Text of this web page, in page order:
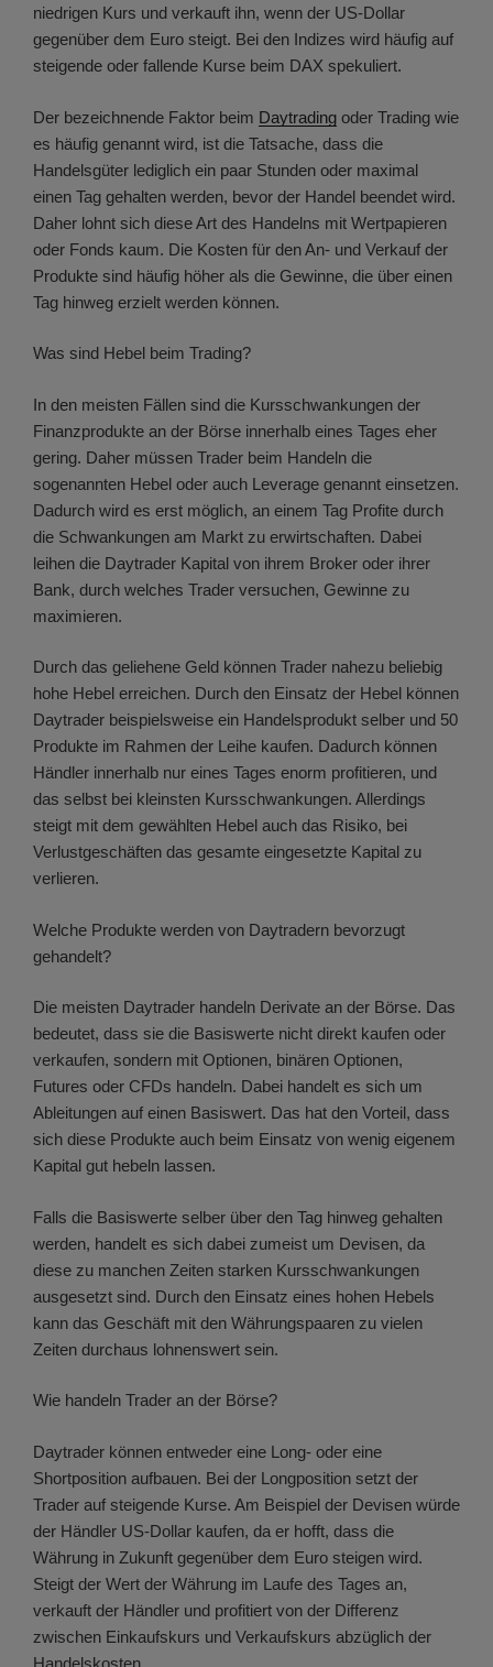
niedrigen Kurs und verkauft ihn, wenn der US-Dollar
gegenüber dem Euro steigt. Bei den Indizes wird häufig auf
steigende oder fallende Kurse beim DAX spekuliert.
Der bezeichnende Faktor beim Daytrading oder Trading wie
es häufig genannt wird, ist die Tatsache, dass die
Handelsgüter lediglich ein paar Stunden oder maximal
einen Tag gehalten werden, bevor der Handel beendet wird.
Daher lohnt sich diese Art des Handelns mit Wertpapieren
oder Fonds kaum. Die Kosten für den An- und Verkauf der
Produkte sind häufig höher als die Gewinne, die über einen
Tag hinweg erzielt werden können.
Was sind Hebel beim Trading?
In den meisten Fällen sind die Kursschwankungen der
Finanzprodukte an der Börse innerhalb eines Tages eher
gering. Daher müssen Trader beim Handeln die
sogenannten Hebel oder auch Leverage genannt einsetzen.
Dadurch wird es erst möglich, an einem Tag Profite durch
die Schwankungen am Markt zu erwirtschaften. Dabei
leihen die Daytrader Kapital von ihrem Broker oder ihrer
Bank, durch welches Trader versuchen, Gewinne zu
maximieren.
Durch das geliehene Geld können Trader nahezu beliebig
hohe Hebel erreichen. Durch den Einsatz der Hebel können
Daytrader beispielsweise ein Handelsprodukt selber und 50
Produkte im Rahmen der Leihe kaufen. Dadurch können
Händler innerhalb nur eines Tages enorm profitieren, und
das selbst bei kleinsten Kursschwankungen. Allerdings
steigt mit dem gewählten Hebel auch das Risiko, bei
Verlustgeschäften das gesamte eingesetzte Kapital zu
verlieren.
Welche Produkte werden von Daytradern bevorzugt
gehandelt?
Die meisten Daytrader handeln Derivate an der Börse. Das
bedeutet, dass sie die Basiswerte nicht direkt kaufen oder
verkaufen, sondern mit Optionen, binären Optionen,
Futures oder CFDs handeln. Dabei handelt es sich um
Ableitungen auf einen Basiswert. Das hat den Vorteil, dass
sich diese Produkte auch beim Einsatz von wenig eigenem
Kapital gut hebeln lassen.
Falls die Basiswerte selber über den Tag hinweg gehalten
werden, handelt es sich dabei zumeist um Devisen, da
diese zu manchen Zeiten starken Kursschwankungen
ausgesetzt sind. Durch den Einsatz eines hohen Hebels
kann das Geschäft mit den Währungspaaren zu vielen
Zeiten durchaus lohnenswert sein.
Wie handeln Trader an der Börse?
Daytrader können entweder eine Long- oder eine
Shortposition aufbauen. Bei der Longposition setzt der
Trader auf steigende Kurse. Am Beispiel der Devisen würde
der Händler US-Dollar kaufen, da er hofft, dass die
Währung in Zukunft gegenüber dem Euro steigen wird.
Steigt der Wert der Währung im Laufe des Tages an,
verkauft der Händler und profitiert von der Differenz
zwischen Einkaufskurs und Verkaufskurs abzüglich der
Handelskosten.